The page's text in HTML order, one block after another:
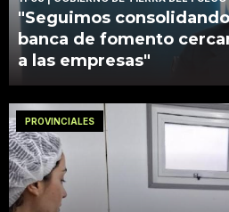
"Seguimos
banca de fomento
a las empresas"
PROVINCIALES